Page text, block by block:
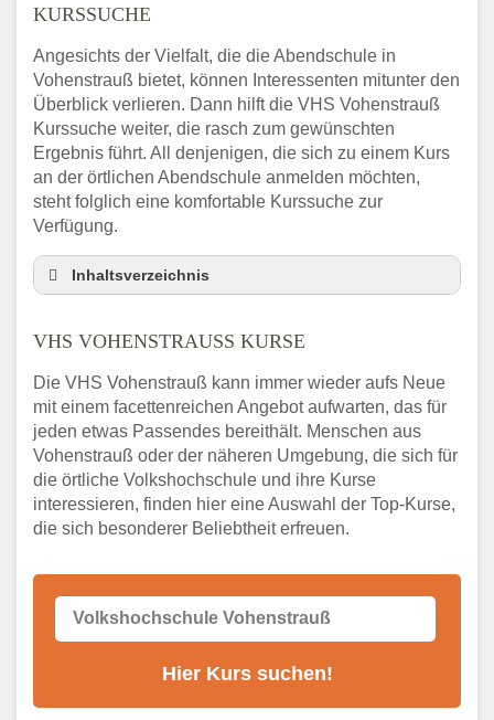
URSSUCHE
Angesichts der Vielfalt, die die Abendschule in
Vohenstrauß bietet, können Interessenten mitunter den
Überblick verlieren. Dann hilft die VHS Vohenstrauß
Kurssuche weiter, die rasch zum gewünschten
Ergebnis führt. All denjenigen, die sich zu einem Kurs
an der örtlichen Abendschule anmelden möchten,
steht folglich eine komfortable Kurssuche zur
Verfügung.
Inhaltsverzeichnis
VHS Vohenstrauß Kurse
Telefonnummer
Stellenangebote der Volkshochschule
Vohenstrauß
Online-Kurse – Alternative Angebote zum
VHS-Kurs
Alternativen zum VHS Programm 2026 in
VHS VOHENSTRAUSS KURSE
Die VHS Vohenstrauß kann immer wieder aufs Neue
mit einem facettenreichen Angebot aufwarten, das für
jeden etwas Passendes bereithält. Menschen aus
Vohenstrauß oder der näheren Umgebung, die sich für
die örtliche Volkshochschule und ihre Kurse
interessieren, finden hier eine Auswahl der Top-Kurse,
die sich besonderer Beliebtheit erfreuen.